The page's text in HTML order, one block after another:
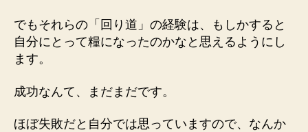
でもそれらの「回り道」の経験は、もしかすると
自分にとって糧になったのかなと思えるようにし
ます。
成功なんて、まだまだです。
ほぼ失敗だと自分では思っていますので、なんか